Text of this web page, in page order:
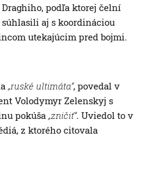
podľa ktorej čelní
aj s koordináciou
utekajúcim pred bojmi.
„ruské ultimáta“, povedal v
Volodymyr Zelenskyj s
pokúša „zničiť“. Uviedol to v
z ktorého citovala